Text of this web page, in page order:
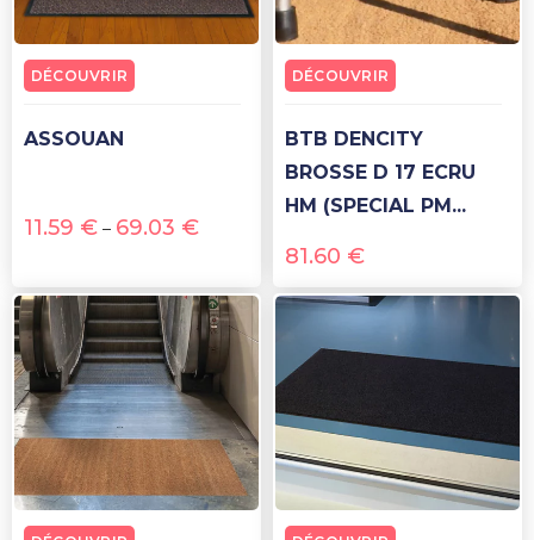
ASSOUAN
11.59 € – 69.03 €
DÉCOUVRIR
BTB DENCITY
BROSSE D 17 ECRU
HM (SPECIAL PM...
81.60 €
DÉCOUVRIR